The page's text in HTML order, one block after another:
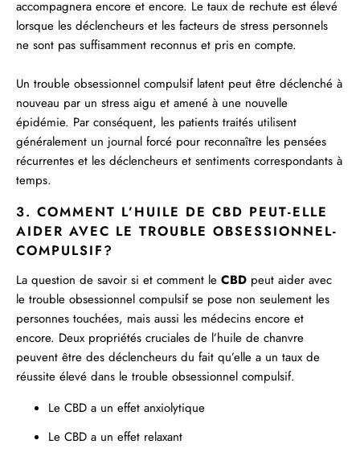
accompagnera encore et encore. Le taux de rechute est élevé
lorsque les déclencheurs et les facteurs de stress personnels
ne sont pas suffisamment reconnus et pris en compte.
Un trouble obsessionnel compulsif latent peut être déclenché à
nouveau par un stress aigu et amené à une nouvelle
épidémie. Par conséquent, les patients traités utilisent
généralement un journal forcé pour reconnaître les pensées
récurrentes et les déclencheurs et sentiments correspondants à
temps.
3. COMMENT L’HUILE DE CBD PEUT-ELLE
AIDER AVEC LE TROUBLE OBSESSIONNEL-
COMPULSIF?
La question de savoir si et comment le CBD peut aider avec
le trouble obsessionnel compulsif se pose non seulement les
personnes touchées, mais aussi les médecins encore et
encore. Deux propriétés cruciales de l’huile de chanvre
peuvent être des déclencheurs du fait qu’elle a un taux de
réussite élevé dans le trouble obsessionnel compulsif.
Le CBD a un effet anxiolytique
Le CBD a un effet relaxant